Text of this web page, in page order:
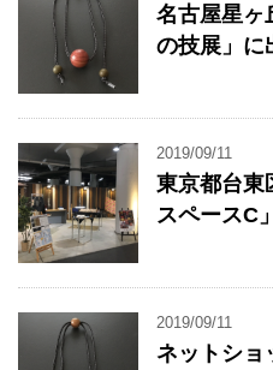
名古屋星
の技展」に
2019/09/11
東京都台東
スペースC
2019/09/11
ネットショ